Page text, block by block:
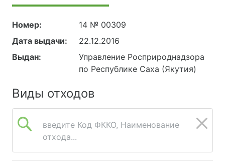
Номер:
14 № 00309
Дата выдачи:
22.12.2016
Выдан:
Управление Росприроднадзора
по Республике Саха (Якутия)
Виды отходов
введите Код ФККО, Наименование
отхода...